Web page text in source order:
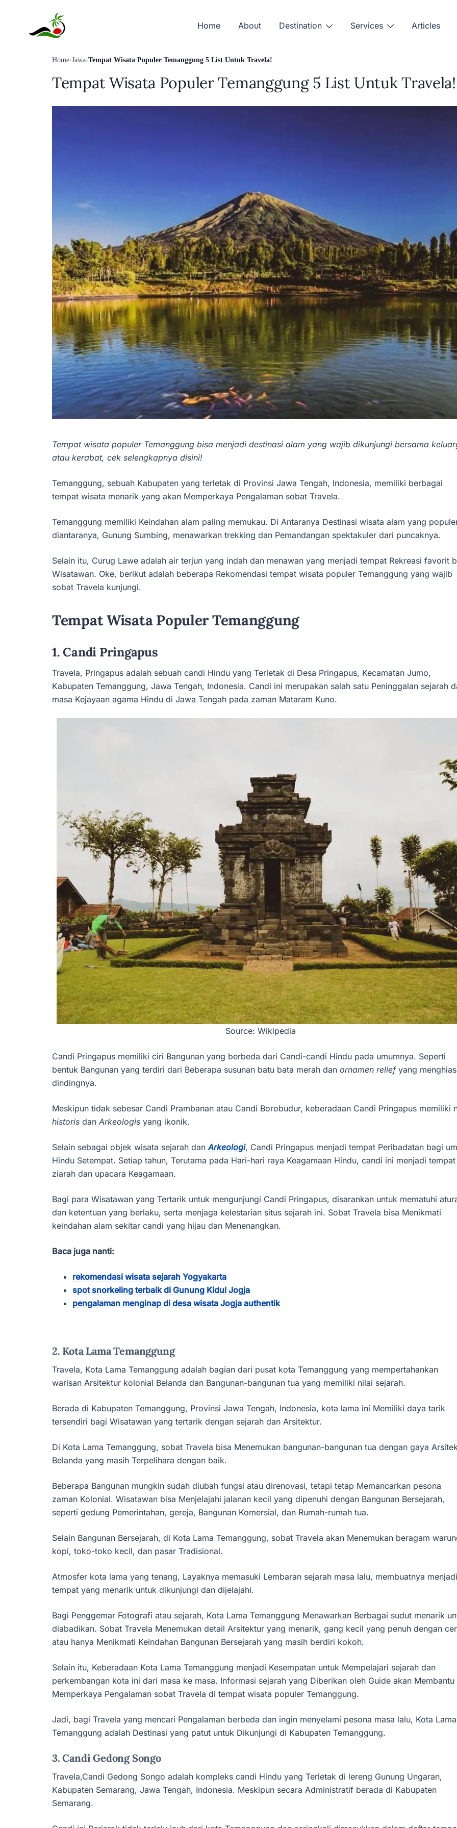
Home About Destination Services Articles
Home›Jawa›Tempat Wisata Populer Temanggung 5 List Untuk Travela!
Tempat Wisata Populer Temanggung 5 List Untuk Travela!
Tempat wisata populer Temanggung bisa menjadi destinasi alam yang wajib dikunjungi bersama
atau kerabat, cek selengkapnya disini!
Temanggung, sebuah Kabupaten yang terletak di Provinsi Jawa Tengah, Indonesia, memiliki berbagai
tempat wisata menarik yang akan Memperkaya Pengalaman sobat Travela.
Temanggung memiliki Keindahan alam paling memukau. Di Antaranya Destinasi wisata alam yang
diantaranya, Gunung Sumbing, menawarkan trekking dan Pemandangan spektakuler dari puncaknya.
Selain itu, Curug Lawe adalah air terjun yang indah dan menawan yang menjadi tempat Rekreasi favorit
Wisatawan. Oke, berikut adalah beberapa Rekomendasi tempat wisata populer Temanggung yang wajib
sobat Travela kunjungi.
Tempat Wisata Populer Temanggung
1. Candi Pringapus
Travela, Pringapus adalah sebuah candi Hindu yang Terletak di Desa Pringapus, Kecamatan Jumo,
Kabupaten Temanggung, Jawa Tengah, Indonesia. Candi ini merupakan salah satu Peninggalan sejarah
masa Kejayaan agama Hindu di Jawa Tengah pada zaman Mataram Kuno.
Source: Wikipedia
Candi Pringapus memiliki ciri Bangunan yang berbeda dari Candi-candi Hindu pada umumnya. Seperti
bentuk Bangunan yang terdiri dari Beberapa susunan batu bata merah dan ornamen reliefyang
dindingnya.
Meskipun tidak sebesar Candi Prambanan atau Candi Borobudur, keberadaan Candi Pringapus memiliki
historis dan Arkeologis yang ikonik.
Selain sebagai objek wisata sejarah dan Arkeologi, Candi Pringapus menjadi tempat Peribadatan bagi
Hindu Setempat. Setiap tahun, Terutama pada Hari-hari raya Keagamaan Hindu, candi ini menjadi tempat
ziarah dan upacara Keagamaan.
Bagi para Wisatawan yang Tertarik untuk mengunjungi Candi Pringapus, disarankan untuk mematuhi
dan ketentuan yang berlaku, serta menjaga kelestarian situs sejarah ini. Sobat Travela bisa Menikmati
keindahan alam sekitar candi yang hijau dan Menenangkan.
Baca juga nanti:
rekomendasi wisata sejarah Yogyakarta
spot snorkeling terbaik di Gunung Kidul Jogja
pengalaman menginap di desa wisata Jogja authentik
2. Kota Lama Temanggung
Travela, Kota Lama Temanggung adalah bagian dari pusat kota Temanggung yang mempertahankan
warisan Arsitektur kolonial Belanda dan Bangunan-bangunan tua yang memiliki nilai sejarah.
Berada di Kabupaten Temanggung, Provinsi Jawa Tengah, Indonesia, kota lama ini Memiliki daya tarik
tersendiri bagi Wisatawan yang tertarik dengan sejarah dan Arsitektur.
Di Kota Lama Temanggung, sobat Travela bisa Menemukan bangunan-bangunan tua dengan gaya
Belanda yang masih Terpelihara dengan baik.
Beberapa Bangunan mungkin sudah diubah fungsi atau direnovasi, tetapi tetap Memancarkan pesona
zaman Kolonial. Wisatawan bisa Menjelajahi jalanan kecil yang dipenuhi dengan Bangunan Bersejarah,
seperti gedung Pemerintahan, gereja, Bangunan Komersial, dan Rumah-rumah tua.
Selain Bangunan Bersejarah, di Kota Lama Temanggung, sobat Travela akan Menemukan beragam
kopi, toko-toko kecil, dan pasar Tradisional.
Atmosfer kota lama yang tenang, Layaknya memasuki Lembaran sejarah masa lalu, membuatnya menjadi
tempat yang menarik untuk dikunjungi dan dijelajahi.
Bagi Penggemar Fotografi atau sejarah, Kota Lama Temanggung Menawarkan Berbagai sudut menarik
diabadikan. Sobat Travela Menemukan detail Arsitektur yang menarik, gang kecil yang penuh dengan
atau hanya Menikmati Keindahan Bangunan Bersejarah yang masih berdiri kokoh.
Selain itu, Keberadaan Kota Lama Temanggung menjadi Kesempatan untuk Mempelajari sejarah dan
perkembangan kota ini dari masa ke masa. Informasi sejarah yang Diberikan oleh Guide akan Membantu
Memperkaya Pengalaman sobat Travela di tempat wisata populer Temanggung.
Jadi, bagi Travela yang mencari Pengalaman berbeda dan ingin menyelami pesona masa lalu, Kota Lama
Temanggung adalah Destinasi yang patut untuk Dikunjungi di Kabupaten Temanggung.
3. Candi Gedong Songo
Travela,Candi Gedong Songo adalah kompleks candi Hindu yang Terletak di lereng Gunung Ungaran,
Kabupaten Semarang, Jawa Tengah, Indonesia. Meskipun secara Administratif berada di Kabupaten
Semarang.